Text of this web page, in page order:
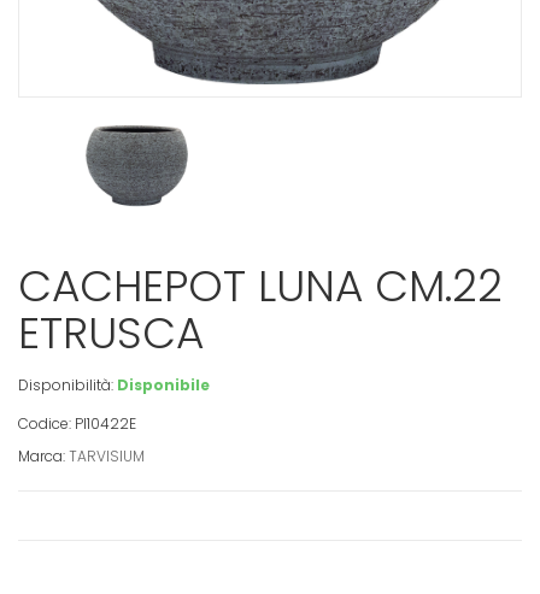
CACHEPOT LUNA CM.22
ETRUSCA
Disponibilità: Disponibile
Codice: PI10422E
Marca:TARVISIUM